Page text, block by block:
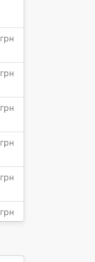
грн
грн
грн
грн
грн
грн